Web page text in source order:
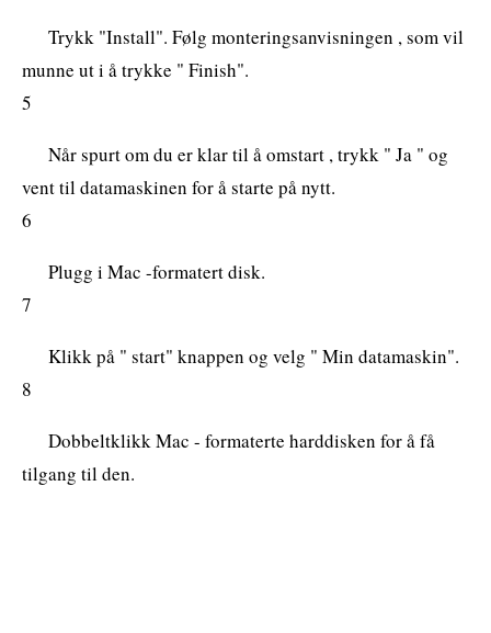
Trykk "Install". Følg monteringsanvisningen , som vil
munne ut i å trykke " Finish".
5
Når spurt om du er klar til å omstart , trykk " Ja " og
vent til datamaskinen for å starte på nytt.
6
Plugg i Mac -formatert disk.
7
Klikk på " start" knappen og velg " Min datamaskin".
8
Dobbeltklikk Mac - formaterte harddisken for å få
tilgang til den.